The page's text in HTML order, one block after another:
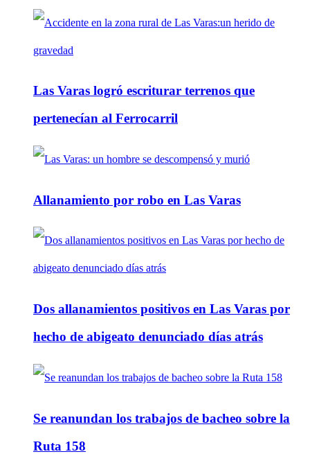
Las Varas logró escriturar terrenos que
pertenecían al Ferrocarril
Allanamiento por robo en Las Varas
Dos allanamientos positivos en Las Varas por
hecho de abigeato denunciado días atrás
Se reanundan los trabajos de bacheo sobre la
Ruta 158